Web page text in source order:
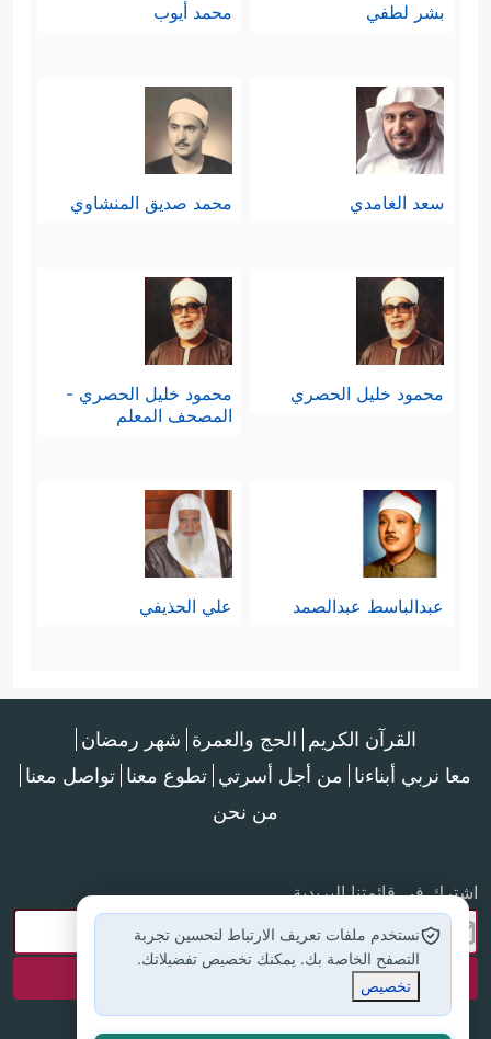
بشر لطفي محمد أيوب
سعد الغامدي محمد صديق المنشاوي
محمود خليل الحصري
محمود خليل الحصري -
المصحف المعلم
عبدالباسط عبدالصمد علي الحذيفي
القرآن الكريم الحج والعمرة شهر رمضان
معا نربي أبناءنا من أجل أسرتي تطوع معنا تواصل معنا
من نحن
اشترك في قائمتنا البريدية
نستخدم ملفات تعريف الارتباط لتحسين تجربة
التصفح الخاصة بك. يمكنك تخصيص تفضيلاتك.
تخصيص